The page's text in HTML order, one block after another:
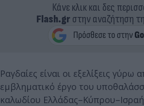
Κάνε κλικ και δες
Flash.grστην αναζήτηση
Ραγδαίες είναι οι εξελίξεις γύρω
εμβληματικό έργο του
καλωδίου